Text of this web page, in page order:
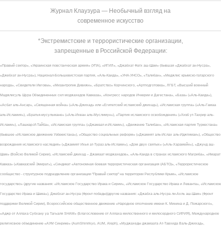
Журнал Клаузура — Необычный взгляд на
современное искусство
*Экстремистские и террористические организации,
запрещенные в Российской Федерации:
«Правый сектор», «Украинская повстанческая армия» (УПА), «ИГИЛ», «Джабхат Фатх аш-Шам» (бывшая «Джабхат ан-Нусра»,
«Джебхат ан-Нусра»), Национал-Большевистская партия, «Аль-Каида», «УНА-УНСО», «Талибан», «Меджлис крымско-татарского
народа», «Свидетели Иеговы», «Мизантропик Дивижн», «Братство» Корчинского, «Артподготовка», ЛГБТ, «Высший военный
Маджлисуль Шура Объединенных сил моджахедов Кавказа», «Конгресс народов Ичкерии и Дагестана», «База» («Аль-Каида»),
«Асбат аль-Ансар», «Священная война» («Аль-Джихад» или «Египетский исламский джихад»), «Исламская группа» («Аль-Гамаа
аль-Исламия»), «Братья-мусульмане» («Аль-Ихван аль-Муслимун»), «Партия исламского освобождения» («Хизб ут-Тахрир аль-
Ислами»), «Лашкар-И-Тайба», «Исламская группа» («Джамаат-и-Ислами»), «Движение Талибан», «Исламская партия Туркестана»
(бывшее «Исламское движение Узбекистана»), «Общество социальных реформ» («Джамият аль-Ислах аль-Иджтимаи»), «Общество
возрождения исламского наследия» («Джамият Ихья ат-Тураз аль-Ислами»), «Дом двух святых» («Аль-Харамейн»), «Джунд аш-
Шам» (Войско Великой Сирии), «Исламский джихад – Джамаат моджахедов», «Аль-Каида в странах исламского Магриба», «Имарат
Кавказ» («Кавказский Эмират»), «Синдикат «Автономная боевая террористическая организация (АБТО)», «Террористическое
сообщество - структурное подразделение организации "Правый сектор" на территории Республики Крым», «Исламское
государство» (другие названия: «Исламское Государство Ирака и Сирии», «Исламское Государство Ирака и Леванта», «Исламское
Государство Ирака и Шама»), Джебхат ан-Нусра (Фронт победы)(другие названия: «Джабха аль-Нусра ли-Ахль аш-Шам» (Фронт
поддержки Великой Сирии), Всероссийское общественное движение «Народное ополчение имени К. Минина и Д. Пожарского»,
«Аджр от Аллаха Субхану уа Тагьаля SHAM» (Благословение от Аллаха милоственного и милосердного СИРИЯ), Международное
религиозное объединение «АУМ Синрике» (AumShinrikyo, AUM, Aleph), «Муджахеды джамаата Ат-Тавхида Валь-Джихад»,